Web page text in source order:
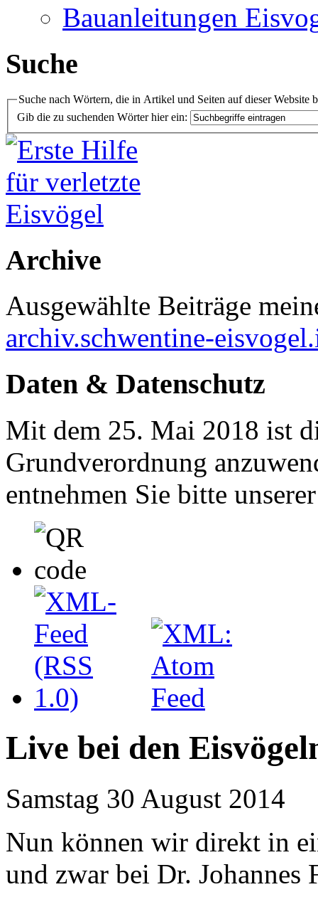
Bauanleitungen
Suche
Suche nach Wörtern, die in Artikel und Seiten auf dieser Website
Gib die zu suchenden Wörter hier ein:
Archive
Ausgewählte Beiträge
archiv.schwentine-
Daten & Datenschutz
Mit dem 25. Mai 2018 ist
Grundverordnung
entnehmen Sie bitte
Live bei den
Samstag 30 August 2014
Nun können wir direkt in
und zwar bei Dr. Johannes